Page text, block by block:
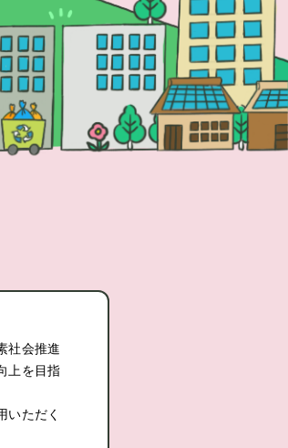
社会推進
上を目指
ただく